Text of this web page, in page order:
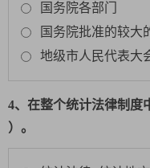
国务院各部门
国务院批准的较大
地级市人民代表大
4、在整个统计法律制度
）。